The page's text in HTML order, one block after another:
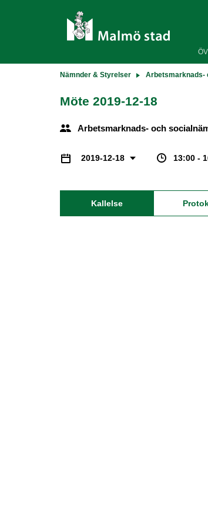
Nämnder & Styrelser Arbetsmarknads-
Möte 2019-12-18
Arbetsmarknads- och
2019-12-18 13:00 -
Kallelse